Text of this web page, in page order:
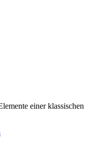
einer klassischen